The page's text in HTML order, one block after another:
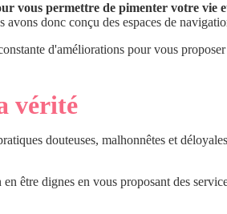
vous permettre de pimenter votre vie
donc conçu des espaces de
d'améliorations pour vous
vérité
douteuses, malhonnêtes et
être dignes en vous proposant des